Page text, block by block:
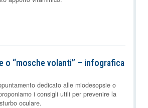
o “mosche volanti” – infografica
dedicato alle miodesopsie o
i consigli utili per prevenire la
oculare.